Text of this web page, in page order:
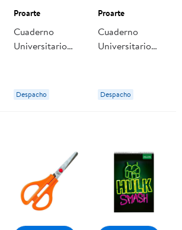
Proarte
Cuaderno
Universitario
Especial 100
Hojas, Producto
Despacho
Proarte
Cuaderno
Universitario
Especial 100
Hojas, Producto
Despacho